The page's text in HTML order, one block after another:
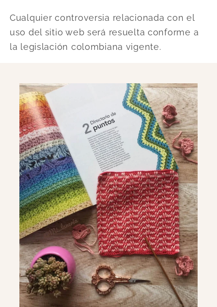
Cualquier controversia relacionada con el
uso del sitio web será resuelta conforme a
la legislación colombiana vigente.